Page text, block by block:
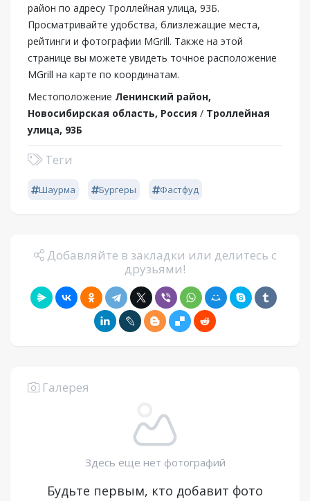
район по адресу Троллейная улица, 93Б.
Просматривайте удобства, близлежащие места,
рейтинги и фотографии MGrill. Также на этой
странице вы можете увидеть точное расположение
MGrill на карте по координатам.
Местоположение Ленинский район,
Новосибирская область, Россия / Троллейная
улица, 93Б
Теги
Шаурма Бургеры Фастфуд
Добавляйте в закладки или делитесь с
друзьями!
Галерея
Здесь еще нет фотографий
Будьте первым, кто добавит фото